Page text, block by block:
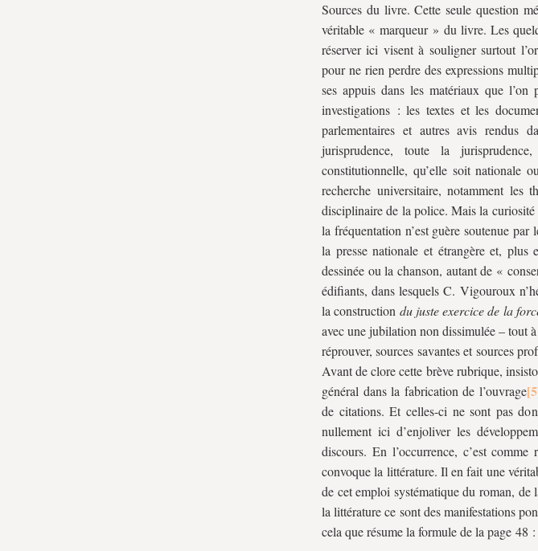
Sources du livre. Cette seule question
véritable « marqueur » du livre. Les
réserver ici visent à souligner surtout
pour ne rien perdre des expressions
ses appuis dans les matériaux que
investigations : les textes et les
parlementaires et autres avis rendus
jurisprudence, toute la
constitutionnelle, qu’elle soit nationale
recherche universitaire, notamment les
disciplinaire de la police. Mais la
la fréquentation n’est guère soutenue
la presse nationale et étrangère et,
dessinée ou la chanson, autant de «
édifiants, dans lesquels C. Vigouroux
la construction du juste exercice de la
avec une jubilation non dissimulée – tout
réprouver, sources savantes et sources
Avant de clore cette brève rubrique,
général dans la fabrication de l’ouvrage
de citations. Et celles-ci ne sont pas
nullement ici d’enjoliver les
discours. En l’occurrence, c’est
convoque la littérature. Il en fait une
de cet emploi systématique du roman, de
la littérature ce sont des manifestations
cela que résume la formule de la page